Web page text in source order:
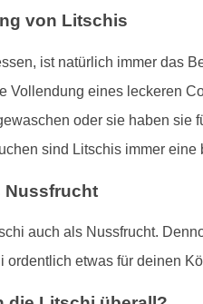
von Litschis
ist natürlich immer das
Vollendung eines leckeren
oder sie haben sie
sind Litschis immer eine
Nussfrucht
auch als Nussfrucht.
ordentlich etwas für deinen